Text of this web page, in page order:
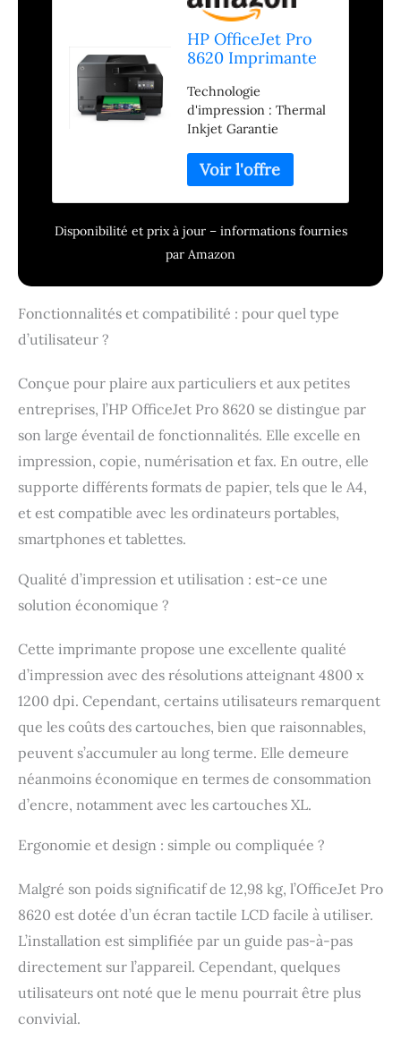
HP OfficeJet Pro
8620 Imprimante
Technologie
d'impression : Thermal
Inkjet Garantie
Disponibilité et prix à jour – informations fournies
par Amazon
Fonctionnalités et compatibilité : pour quel type
d’utilisateur ?
Conçue pour plaire aux particuliers et aux petites
entreprises, l’HP OfficeJet Pro 8620 se distingue par
son large éventail de fonctionnalités. Elle excelle en
impression, copie, numérisation et fax. En outre, elle
supporte différents formats de papier, tels que le A4,
et est compatible avec les ordinateurs portables,
smartphones et tablettes.
Qualité d’impression et utilisation : est-ce une
solution économique ?
Cette imprimante propose une excellente qualité
d’impression avec des résolutions atteignant 4800 x
1200 dpi. Cependant, certains utilisateurs remarquent
que les coûts des cartouches, bien que raisonnables,
peuvent s’accumuler au long terme. Elle demeure
néanmoins économique en termes de consommation
d’encre, notamment avec les cartouches XL.
Ergonomie et design : simple ou compliquée ?
Malgré son poids significatif de 12,98 kg, l’OfficeJet Pro
8620 est dotée d’un écran tactile LCD facile à utiliser.
L’installation est simplifiée par un guide pas-à-pas
directement sur l’appareil. Cependant, quelques
utilisateurs ont noté que le menu pourrait être plus
convivial.